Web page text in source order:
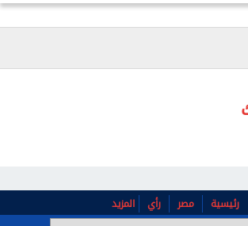
رئيسية مصر رأي المزيد